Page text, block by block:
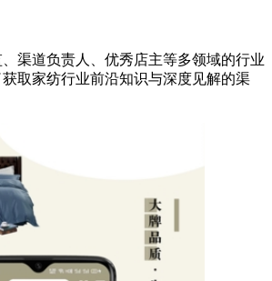
渠道负责人、优秀店主等多领域的行业
取家纺行业前沿知识与深度见解的渠